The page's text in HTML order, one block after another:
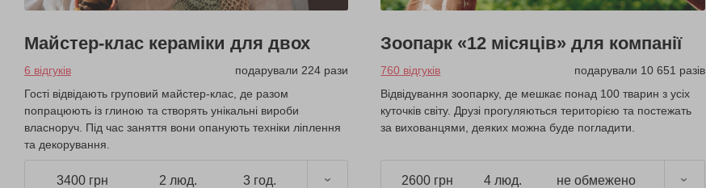
Майстер-клас кераміки для двох
6 відгуків
подарували 224 рази
Гості відвідають груповий майстер-клас, де разом
попрацюють із глиною та створять унікальні вироби
власноруч. Під час заняття вони опанують техніки ліплення
та декорування.
3400 грн 2 люд. 3 год.
Зоопарк «12 місяців» для компанії
760 відгуків
подарували 10 651 разів
Відвідування зоопарку, де мешкає понад 100 тварин з усіх
куточків світу. Друзі прогуляються територією та постежать
за вихованцями, деяких можна буде погладити.
2600 грн 4 люд. не обмежено